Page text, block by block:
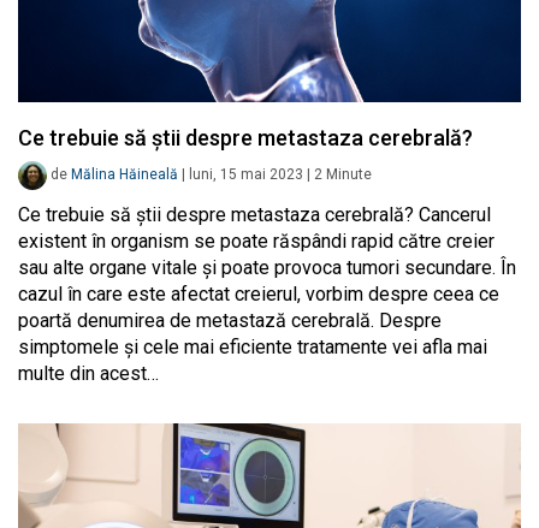
Ce trebuie să știi despre metastaza cerebrală?
de Mălina Hăineală luni, 15 mai 2023 2 Minute
Ce trebuie să știi despre metastaza cerebrală? Cancerul
existent în organism se poate răspândi rapid către creier
sau alte organe vitale și poate provoca tumori secundare. În
cazul în care este afectat creierul, vorbim despre ceea ce
poartă denumirea de metastază cerebrală. Despre
simptomele și cele mai eficiente tratamente vei afla mai
multe din acest…